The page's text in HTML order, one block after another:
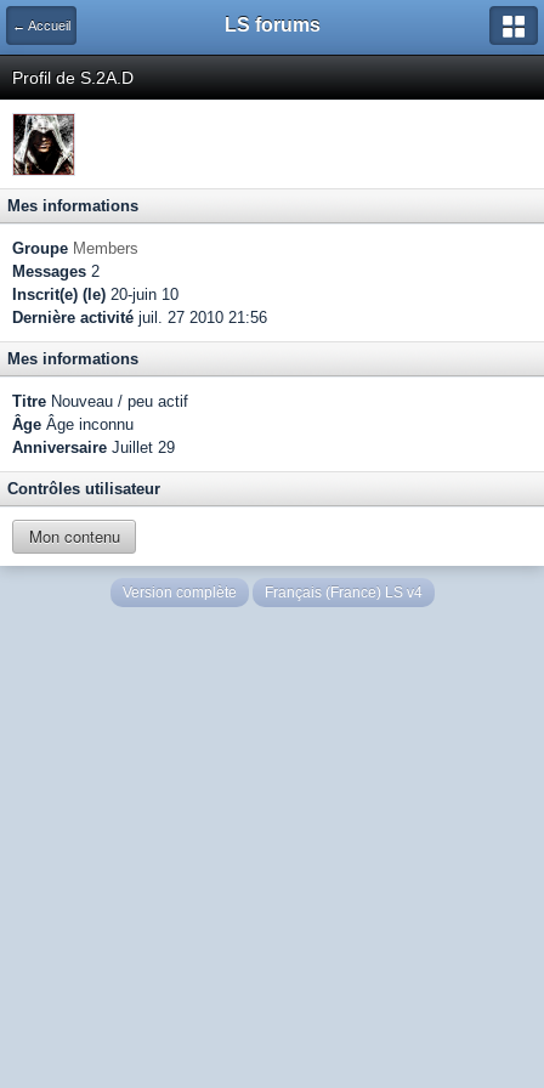
← Accueil LS forums
Profil de S.2A.D
Mes informations
Groupe Members
Messages 2
Inscrit(e) (le) 20-juin 10
Dernière activité juil. 27 2010 21:56
Mes informations
Titre Nouveau / peu actif
Âge Âge inconnu
Anniversaire Juillet 29
Contrôles utilisateur
Mon contenu
Version complète Français (France) LS v4